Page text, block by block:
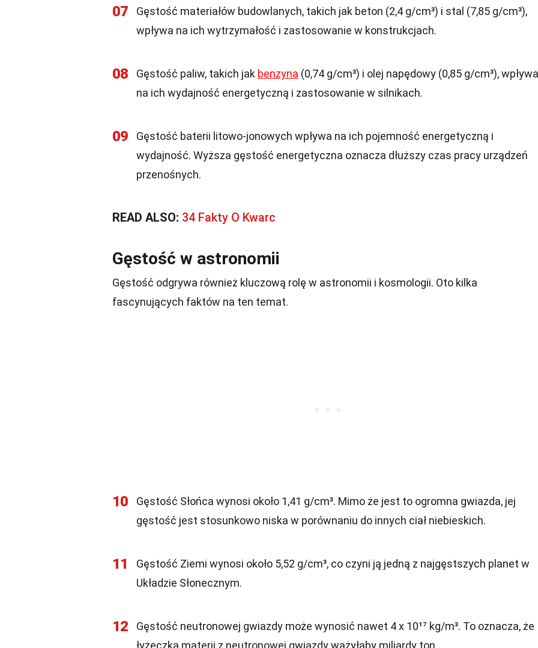
07
Gęstość materiałów budowlanych, takich jak beton (2,4 g/cm³) i stal (7,85 g/cm³),
wpływa na ich wytrzymałość i zastosowanie w konstrukcjach.
08 Gęstość paliw, takich jak benzyna (0,74 g/cm³) i olej napędowy (0,85 g/cm³), wpływa
na ich wydajność energetyczną i zastosowanie w silnikach.
09
Gęstość baterii litowo-jonowych wpływa na ich pojemność energetyczną i
wydajność. Wyższa gęstość energetyczna oznacza dłuższy czas pracy urządzeń
przenośnych.
READ ALSO: 34 Fakty O Kwarc
Gęstość w astronomii
Gęstość odgrywa również kluczową rolę w astronomii i kosmologii. Oto kilka
fascynujących faktów na ten temat.
10
Gęstość Słońca wynosi około 1,41 g/cm³. Mimo że jest to ogromna gwiazda, jej
gęstość jest stosunkowo niska w porównaniu do innych ciał niebieskich.
11
Gęstość Ziemi wynosi około 5,52 g/cm³, co czyni ją jedną z najgęstszych planet w
Układzie Słonecznym.
12
Gęstość neutronowej gwiazdy może wynosić nawet 4 x 10¹⁷ kg/m³. To oznacza, że
łyżeczka materii z neutronowej gwiazdy ważyłaby miliardy ton.